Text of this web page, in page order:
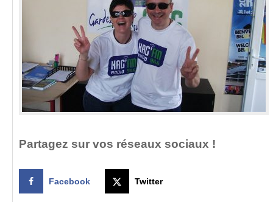
Partagez sur vos réseaux sociaux !
Facebook Twitter